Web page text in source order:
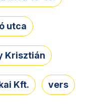
utca
Krisztián
Kft. vers